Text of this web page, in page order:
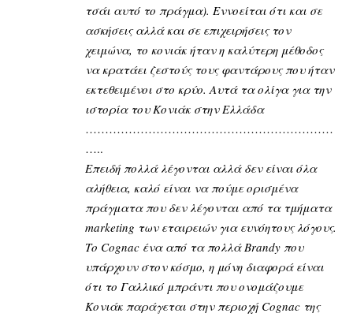
τσάι αυτό το πράγμα). Εννοείται ότι και σε
ασκήσεις αλλά και σε επιχειρήσεις τον
χειμώνα, το κονιάκ ήταν η καλύτερη μέθοδος
να κρατάει ζεστούς τους φαντάρους που ήταν
εκτεθειμένοι στο κρύο. Αυτά τα ολίγα για την
ιστορία του Κονιάκ στην Ελλάδα
………………………………………………………
…..
Επειδή πολλά λέγονται αλλά δεν είναι όλα
αλήθεια, καλό είναι να πούμε ορισμένα
πράγματα που δεν λέγονται από τα τμήματα
marketing των εταιρειών για ευνόητους λόγους.
Το Cognac ένα από τα πολλά Brandy που
υπάρχουν στον κόσμο, η μόνη διαφορά είναι
ότι το Γαλλικό μπράντι που ονομάζουμε
Κονιάκ παράγεται στην περιοχή Cognac της